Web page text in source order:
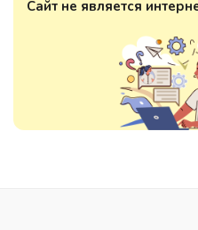
Сайт не является